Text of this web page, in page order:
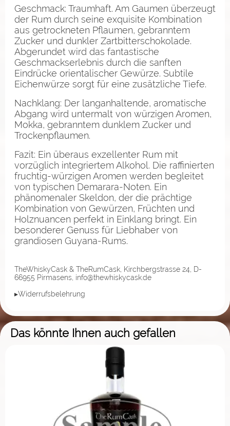
Geschmack: Traumhaft. Am Gaumen überzeugt
der Rum durch seine exquisite Kombination
aus getrockneten Pflaumen, gebranntem
Zucker und dunkler Zartbitterschokolade.
Abgerundet wird das fantastische
Geschmackserlebnis durch die sanften
Eindrücke orientalischer Gewürze. Subtile
Eichenwürze sorgt für eine zusätzliche Tiefe.
Nachklang: Der langanhaltende, aromatische
Abgang wird untermalt von würzigen Aromen,
Mokka, gebranntem dunklem Zucker und
Trockenpflaumen.
Fazit: Ein überaus exzellenter Rum mit
vorzüglich integriertem Alkohol. Die raffinierten
fruchtig-würzigen Aromen werden begleitet
von typischen Demarara-Noten. Ein
phänomenaler Skeldon, der die prächtige
Kombination von Gewürzen, Früchten und
Holznuancen perfekt in Einklang bringt. Ein
besonderer Genuss für Liebhaber von
grandiosen Guyana-Rums.
TheWhiskyCask & TheRumCask, Kirchbergstrasse 24, D-
66955 Pirmasens, info@thewhiskycask.de
▸Widerrufsbelehrung
Das könnte Ihnen auch gefallen